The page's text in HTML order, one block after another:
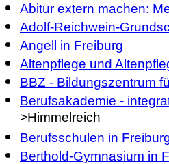
Abitur extern machen:
Adolf-Reichwein-
Angell in Freiburg
Altenpflege und
BBZ - Bildungszentrum
Berufsakademie -
>Himmelreich
Berufsschulen in
Berthold-Gymnasium in